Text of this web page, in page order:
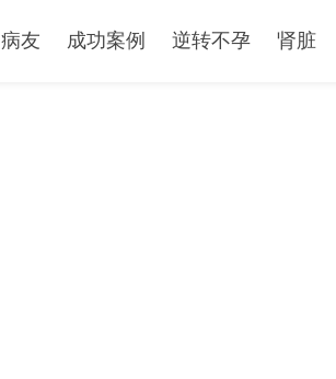
病友 成功案例 逆转不孕 肾脏